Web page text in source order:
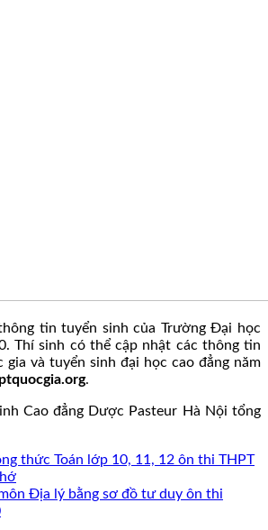
tin tuyển sinh của Trường Đại học
Thí sinh có thể cập nhật các thông tin
gia và tuyển sinh đại học cao đẳng năm
.
Cao đẳng Dược Pasteur Hà Nội tổng
thức Toán lớp 10, 11, 12 ôn thi THPT
Địa lý bằng sơ đồ tư duy ôn thi